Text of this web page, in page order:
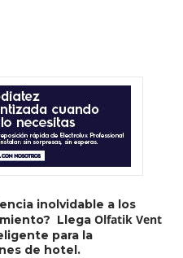
inolvidable a los
Llega Olfatik Vent
para la
de hotel.